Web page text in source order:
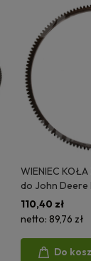
WIENIEC
do John Deere
7700047285
04992EC
110,40 zł
netto: 89,76 zł
Do